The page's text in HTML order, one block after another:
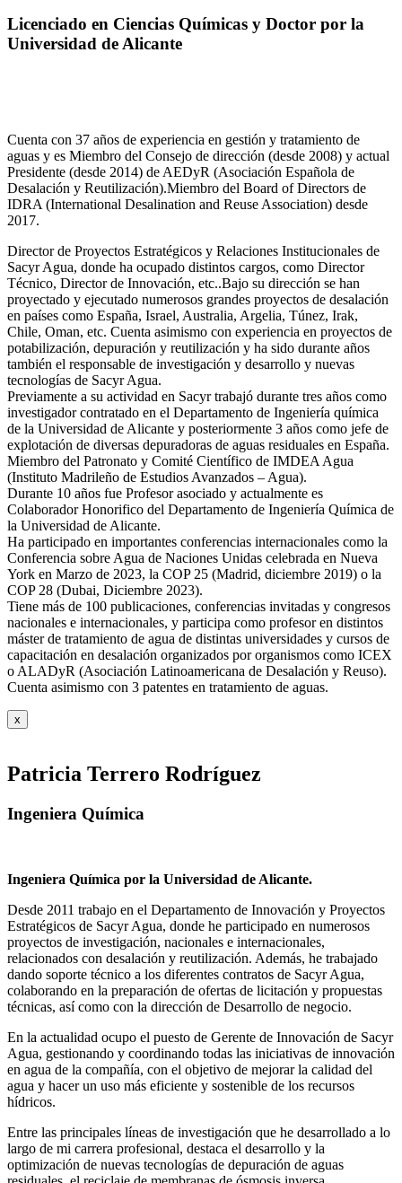
Licenciado en Ciencias Químicas y Doctor por la
Universidad de Alicante
Cuenta con 37 años de experiencia en gestión y tratamiento de
aguas y es Miembro del Consejo de dirección (desde 2008) y actual
Presidente (desde 2014) de AEDyR (Asociación Española de
Desalación y Reutilización).Miembro del Board of Directors de
IDRA (International Desalination and Reuse Association) desde
2017.
Director de Proyectos Estratégicos y Relaciones Institucionales de
Sacyr Agua, donde ha ocupado distintos cargos, como Director
Técnico, Director de Innovación, etc..Bajo su dirección se han
proyectado y ejecutado numerosos grandes proyectos de desalación
en países como España, Israel, Australia, Argelia, Túnez, Irak,
Chile, Oman, etc. Cuenta asimismo con experiencia en proyectos de
potabilización, depuración y reutilización y ha sido durante años
también el responsable de investigación y desarrollo y nuevas
tecnologías de Sacyr Agua.
Previamente a su actividad en Sacyr trabajó durante tres años como
investigador contratado en el Departamento de Ingeniería química
de la Universidad de Alicante y posteriormente 3 años como jefe de
explotación de diversas depuradoras de aguas residuales en España.
Miembro del Patronato y Comité Científico de IMDEA Agua
(Instituto Madrileño de Estudios Avanzados – Agua).
Durante 10 años fue Profesor asociado y actualmente es
Colaborador Honorifico del Departamento de Ingeniería Química de
la Universidad de Alicante.
Ha participado en importantes conferencias internacionales como la
Conferencia sobre Agua de Naciones Unidas celebrada en Nueva
York en Marzo de 2023, la COP 25 (Madrid, diciembre 2019) o la
COP 28 (Dubai, Diciembre 2023).
Tiene más de 100 publicaciones, conferencias invitadas y congresos
nacionales e internacionales, y participa como profesor en distintos
máster de tratamiento de agua de distintas universidades y cursos de
capacitación en desalación organizados por organismos como ICEX
o ALADyR (Asociación Latinoamericana de Desalación y Reuso).
Cuenta asimismo con 3 patentes en tratamiento de aguas.
x
Patricia Terrero Rodríguez
Ingeniera Química
Ingeniera Química por la Universidad de Alicante.
Desde 2011 trabajo en el Departamento de Innovación y Proyectos
Estratégicos de Sacyr Agua, donde he participado en numerosos
proyectos de investigación, nacionales e internacionales,
relacionados con desalación y reutilización. Además, he trabajado
dando soporte técnico a los diferentes contratos de Sacyr Agua,
colaborando en la preparación de ofertas de licitación y propuestas
técnicas, así como con la dirección de Desarrollo de negocio.
En la actualidad ocupo el puesto de Gerente de Innovación de Sacyr
Agua, gestionando y coordinando todas las iniciativas de innovación
en agua de la compañía, con el objetivo de mejorar la calidad del
agua y hacer un uso más eficiente y sostenible de los recursos
hídricos.
Entre las principales líneas de investigación que he desarrollado a lo
largo de mi carrera profesional, destaca el desarrollo y la
optimización de nuevas tecnologías de depuración de aguas